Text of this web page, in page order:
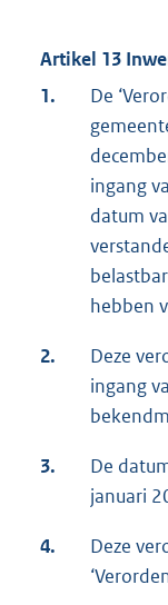
Artikel 13
1.
De
ingang
datum
hebben
2.
Deze
ingang
3.
De
januari
4.
Deze